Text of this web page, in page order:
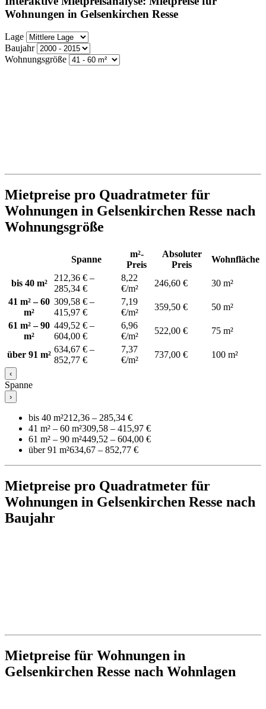
Wohnungen in Gelsenkirchen Resse
Lage
Baujahr
Wohnungsgröße
Mietpreise pro Quadratmeter für
Wohnungen in Gelsenkirchen Resse nach
Wohnungsgröße
Spanne
m²-
Preis
Absoluter
Preis
Wohnfläche
bis 40 m²
212,36 € –
285,34 €
8,22
€/m²
246,60 €
30 m²
41 m² – 60
m²
309,58 € –
415,97 €
7,19
€/m²
359,50 €
50 m²
61 m² – 90
m²
449,52 € –
604,00 €
6,96
€/m²
522,00 € 75 m²
über 91 m²
634,67 € –
852,77 €
7,37
€/m²
737,00 € 100 m²
‹
Spanne
›
bis 40 m²212,36 – 285,34 €
41 m² – 60 m²309,58 – 415,97 €
61 m² – 90 m²449,52 – 604,00 €
über 91 m²634,67 – 852,77 €
Mietpreise pro Quadratmeter für
Wohnungen in Gelsenkirchen Resse nach
Baujahr
Mietpreise für Wohnungen in
Gelsenkirchen Resse nach Wohnlagen